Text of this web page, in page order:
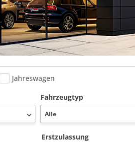
Jahreswagen
Fahrzeugtyp
Erstzulassung